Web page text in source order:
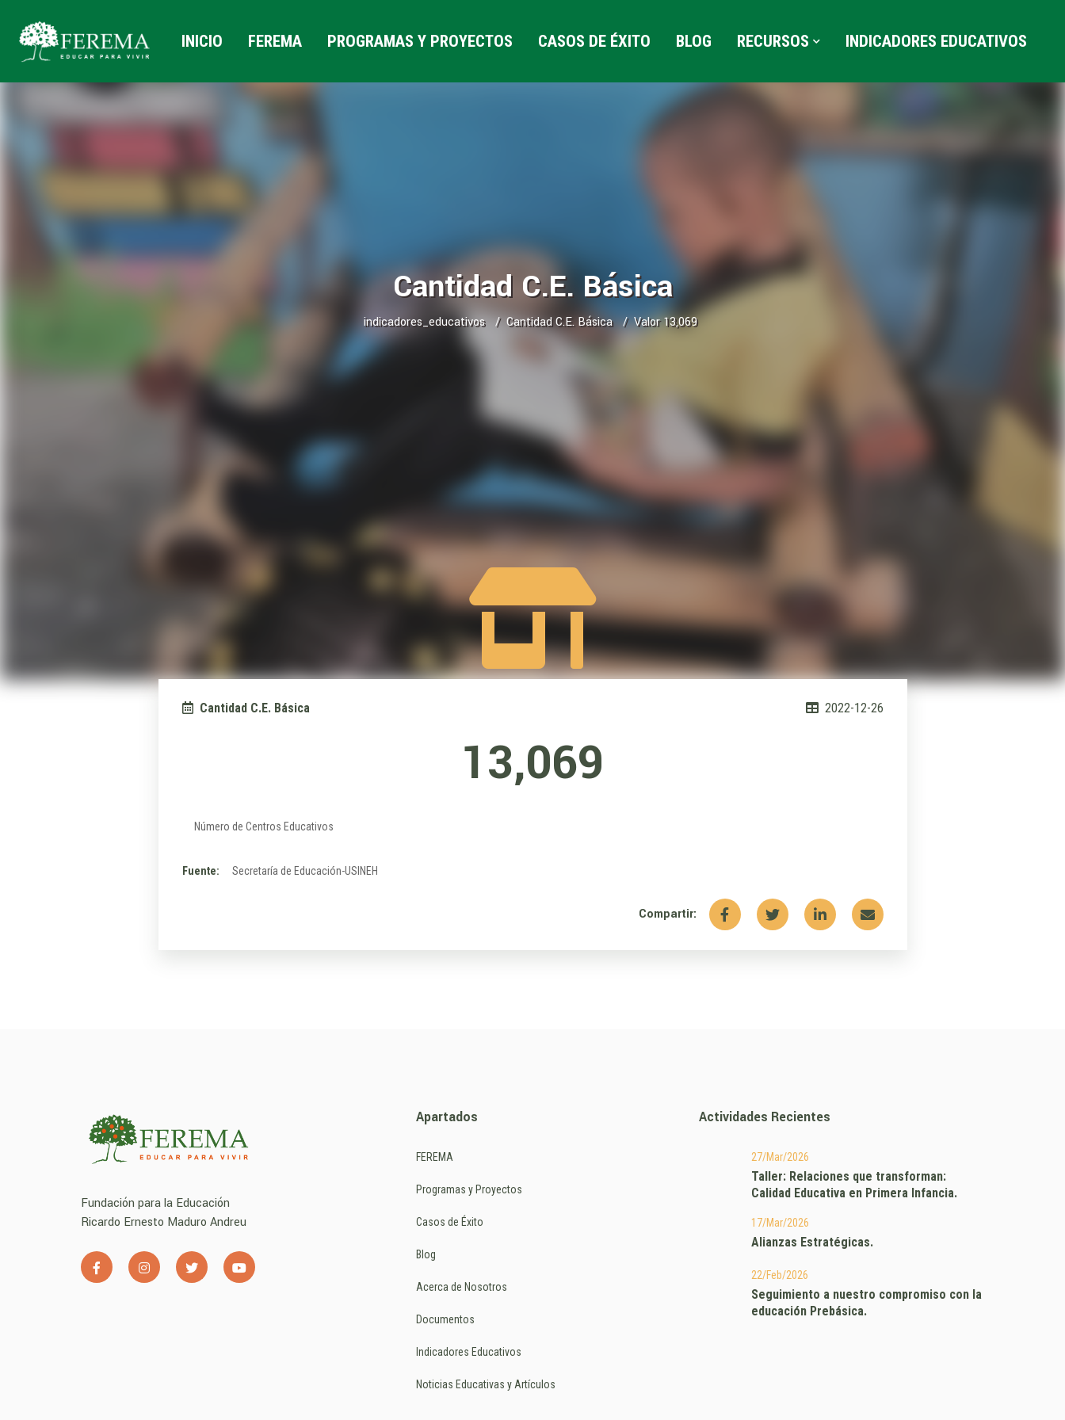
INICIO FEREMA PROGRAMAS Y PROYECTOS CASOS DE ÉXITO BLOG RECURSOS INDICADORES EDUCATIVOS
Cantidad C.E. Básica
indicadores_educativos Cantidad C.E. Básica Valor 13,069
Cantidad C.E. Básica 2022-12-26
13,069
Número de Centros Educativos
Fuente: Secretaría de Educación-USINEH
Compartir:
Fundación para la Educación
Ricardo Ernesto Maduro Andreu
Apartados
FEREMA
Programas y Proyectos
Casos de Éxito
Blog
Acerca de Nosotros
Documentos
Indicadores Educativos
Noticias Educativas y Artículos
Actividades Recientes
27/Mar/2026
Taller: Relaciones que transforman:
Calidad Educativa en Primera Infancia.
17/Mar/2026
Alianzas Estratégicas.
22/Feb/2026
Seguimiento a nuestro compromiso con la
educación Prebásica.